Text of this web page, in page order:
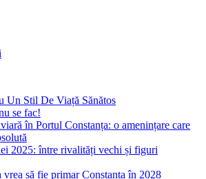
Un Stil De Viață Sănătos
se fac!
în Portul Constanța: o amenințare care
2025: între rivalități vechi și figuri
vrea să fie primar Constanța în 2028